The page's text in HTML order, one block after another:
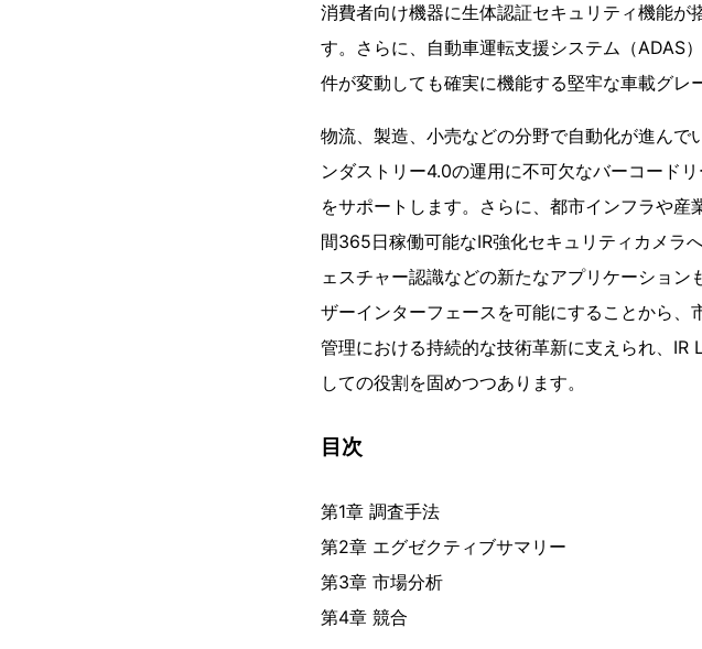
消費者向け機器に生体認証セキュリティ機能が
す。さらに、自動車運転支援システム（ADAS
件が変動しても確実に機能する堅牢な車載グレ
物流、製造、小売などの分野で自動化が進んで
ンダストリー4.0の運用に不可欠なバーコード
をサポートします。さらに、都市インフラや
間365日稼働可能なIR強化セキュリティカメラ
ェスチャー認識などの新たなアプリケーショ
ザーインターフェースを可能にすることから
管理における持続的な技術革新に支えられ、IR
しての役割を固めつつあります。
目次
第1章 調査手法
第2章 エグゼクティブサマリー
第3章 市場分析
第4章 競合